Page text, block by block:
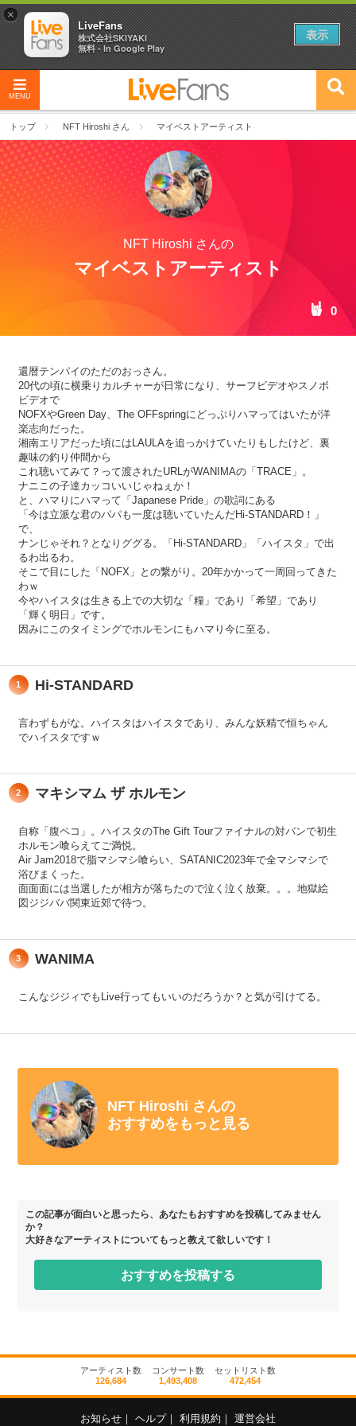
MENU
トップ NFT Hiroshi さん マイベストアーティスト
NFT Hiroshi さんの
マイベストアーティスト
0
還暦テンパイのただのおっさん。
20代の頃に横乗りカルチャーが日常になり、サーフビデオやスノボ
ビデオで
NOFXやGreen Day、The OFFspringにどっぷりハマってはいたが洋
楽志向だった。
湘南エリアだった頃にはLAULAを追っかけていたりもしたけど、裏
趣味の釣り仲間から
これ聴いてみて？って渡されたURLがWANIMAの「TRACE」。
ナニこの子達カッコいいじゃねぇか！
と、ハマりにハマって「Japanese Pride」の歌詞にある
「今は立派な君のパパも一度は聴いていたんだHi-STANDARD！」
で、
ナンじゃそれ？となりググる。「Hi-STANDARD」「ハイスタ」で出
るわ出るわ。
そこで目にした「NOFX」との繋がり。20年かかって一周回ってきた
わｗ
今やハイスタは生きる上での大切な「糧」であり「希望」であり
「輝く明日」です。
因みにこのタイミングでホルモンにもハマり今に至る。
1 Hi-STANDARD
言わずもがな。ハイスタはハイスタであり、みんな妖精で恒ちゃん
でハイスタですｗ
2 マキシマム ザ ホルモン
自称「腹ペコ」。ハイスタのThe Gift Tourファイナルの対バンで初生
ホルモン喰らえてご満悦。
Air Jam2018で脂マシマシ喰らい、SATANIC2023年で全マシマシで
浴びまくった。
面面面には当選したが相方が落ちたので泣く泣く放棄。。。地獄絵
図ジジババ関東近郊で待つ。
3 WANIMA
こんなジジィでもLive行ってもいいのだろうか？と気が引けてる。
NFT Hiroshi さんの
おすすめをもっと見る
この記事が面白いと思ったら、あなたもおすすめを投稿してみません
か？
大好きなアーティストについてもっと教えて欲しいです！
おすすめを投稿する
アーティスト数
126,684
コンサート数
1,493,408
セットリスト数
472,454
お知らせ ｜ ヘルプ｜ 利用規約 ｜ 運営会社
×
LiveFans
株式会社SKIYAKI
無料 - In Google Play
表示